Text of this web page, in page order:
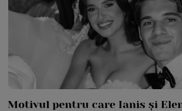
Motivul pentru care Ianis și